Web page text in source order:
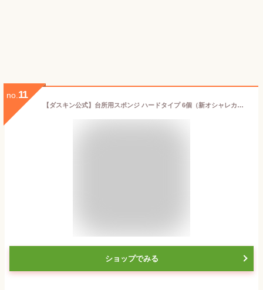
no. 11
【ダスキン公式】台所用スポンジ ハードタイプ 6個（新オシャレカラーセット）｜台所スポンジ キッチン 食器洗い 皿洗い duskin 泡立ち 長持ち モノトーン※宅配便お届け商品と同時注文不可
ショップでみる